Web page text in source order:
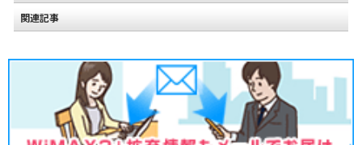
北海道
甲信越
北陸
関連記事
2020年1月(2)
2019年12月(2)
2019年11月(2)